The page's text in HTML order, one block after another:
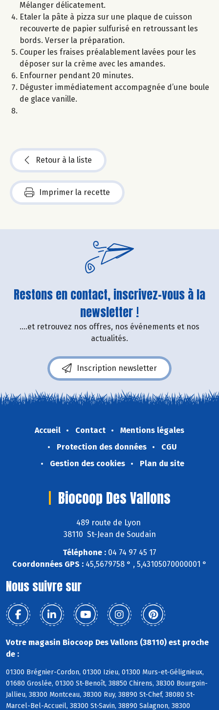
Mélanger délicatement.
Etaler la pâte à pizza sur une plaque de cuisson
recouverte de papier sulfurisé en retroussant les
bords. Verser la préparation.
Couper les fraises préalablement lavées pour les
déposer sur la crème avec les amandes.
Enfourner pendant 20 minutes.
Déguster immédiatement accompagnée d’une boule
de glace vanille.
Retour à la liste
Imprimer la recette
Restons en contact, inscrivez-vous à la
newsletter !
....et retrouvez nos offres, nos événements et nos
actualités.
Inscription newsletter
Accueil Contact
Mentions légales
Protection des données
CGU
Gestion des cookies
Plan du site
Biocoop Des Vallons
489 route de Lyon
38110 St-Jean de Soudain
Téléphone : 04 74 97 45 17
Coordonnées GPS : 45,5679758 ° , 5,43105070000001 °
Nous suivre sur
Votre magasin Biocoop Des Vallons (38110) est proche
de :
01300 Brégnier-Cordon, 01300 Izieu, 01300 Murs-et-Gélignieux,
01680 Groslée, 01300 St-Benoît, 38850 Chirens, 38300 Bourgoin-
Jallieu, 38300 Montceau, 38300 Ruy, 38890 St-Chef, 38080 St-
Marcel-Bel-Accueil, 38300 St-Savin, 38890 Salagnon, 38300